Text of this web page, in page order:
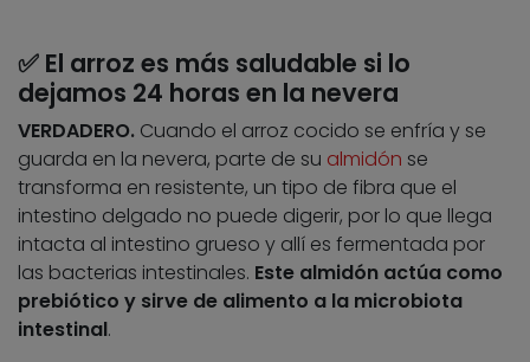
✅ El arroz es más saludable si lo
dejamos 24 horas en la nevera
VERDADERO. Cuando el arroz cocido se enfría y se
guarda en la nevera, parte de su almidón se
transforma en resistente, un tipo de fibra que el
intestino delgado no puede digerir, por lo que llega
intacta al intestino grueso y allí es fermentada por
las bacterias intestinales. Este almidón actúa como
prebiótico y sirve de alimento a la microbiota
intestinal.